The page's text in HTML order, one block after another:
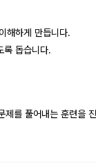
해하게 만듭니다.
록 돕습니다.
제를 풀어내는 훈련을